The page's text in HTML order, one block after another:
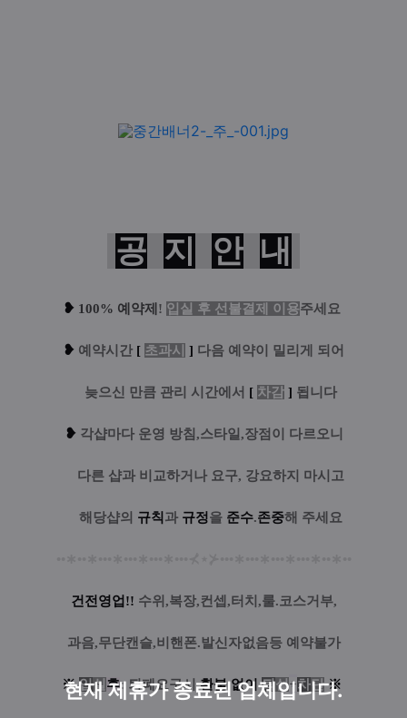
현재 제휴가 종료된 업체입니다.
공 지 안 내
❥ 100% 예약제 ! 입실 후 선불결제 이용주세요
❥ 예 약시간 [ 초과시 ] 다음 예약이 밀리게 되어
늦으신 만큼 관리 시간에서 [ 차감 ] 됩니다
❥ 각샵마다 운영 방침,스타일,장점이 다르오니
다른 샵과 비교하거나 요구, 강요하지 마시고
해당샵의 규칙 과 규정을 준수.존중해 주세요
건전영업!! 수위,복장,컨셉,터치,룰.코스거부,
과음,무단캔슬,비핸폰.발신자없음등 예약불가
※ 입실 후: 퇴폐요구시환불 없이 퇴실+차단※